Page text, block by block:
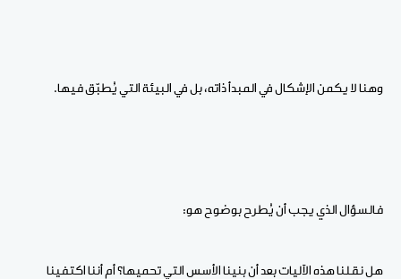
وهنا لا يكمن الإشكال في المبدأ ذاته، بل في البيئة التي يُطبّق فيها.
فالسؤال الذي يجب أن يُطرح بوضوح هو:
هل نقلنا هذه الآليات بعد أن بنينا الأسس التي تحميها؟ أم أننا اكتفينا